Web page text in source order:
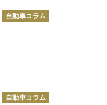
カ
テ
自動車コラム
カ
テ
自動車コラム